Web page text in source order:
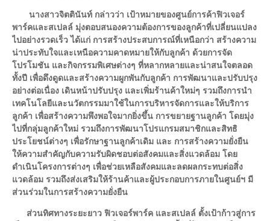
นางสาวจิตตินันท์ กล่าวว่า เป้าหมายของศูนย์การค้าฟิวเจอร์
พาร์คและสเปลล์ มุ่งตอบสนองความต้องการของลูกค้าที่เปลี่ยนแปลง
ไปอย่างรวดเร็ว ได้แก่ การสร้างประสบการณ์ที่เหนือกว่า สร้างความ
น่าประทับใจและเหนือความคาดหมายให้กับลูกค้า ด้วยการจัด
โปรโมชัน และกิจกรรมพิเศษต่างๆ ที่หลากหลายและน่าสนใจตลอด
ทั้งปี เพื่อดึงดูดและสร้างความผูกพันกับลูกค้า การพัฒนาและปรับปรุง
อย่างต่อเนื่อง เดินหน้าปรับปรุง และเพิ่มร้านค้าใหม่ๆ รวมถึงการนำ
เทคโนโลยีและนวัตกรรมมาใช้ในการบริหารจัดการและให้บริการ
ลูกค้า เพื่อสร้างความพึงพอใจมากยิ่งขึ้น การขยายฐานลูกค้า โดยมุ่ง
ไปที่กลุ่มลูกค้าใหม่ รวมถึงการพัฒนาโปรแกรมสมาชิกและสิทธิ
ประโยชน์ต่างๆ เพื่อรักษาฐานลูกค้าเดิม และ การสร้างความยั่งยืน
ให้ความสำคัญกับความรับผิดชอบต่อสังคมและสิ่งแวดล้อม โดย
ดำเนินโครงการต่างๆ เพื่อช่วยเหลือสังคมและลดผลกระทบต่อสิ่ง
แวดล้อม รวมถึงส่งเสริมให้ร้านค้าและผู้ประกอบการภายในศูนย์ฯ มี
ส่วนร่วมในการสร้างความยั่งยืน
ส่วนทิศทางระยะยาว ฟิวเจอร์พาร์ค และสเปลล์ ตั้งเป้าก้าวสู่การ